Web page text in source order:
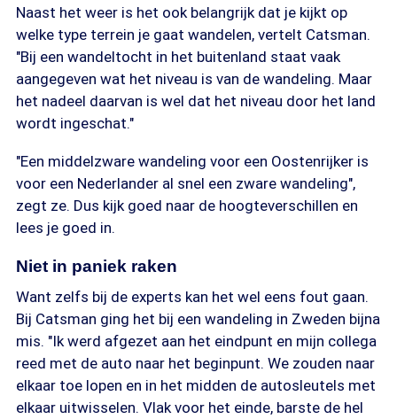
Naast het weer is het ook belangrijk dat je kijkt op
welke type terrein je gaat wandelen, vertelt Catsman.
"Bij een wandeltocht in het buitenland staat vaak
aangegeven wat het niveau is van de wandeling. Maar
het nadeel daarvan is wel dat het niveau door het land
wordt ingeschat."
"Een middelzware wandeling voor een Oostenrijker is
voor een Nederlander al snel een zware wandeling",
zegt ze. Dus kijk goed naar de hoogteverschillen en
lees je goed in.
Niet in paniek raken
Want zelfs bij de experts kan het wel eens fout gaan.
Bij Catsman ging het bij een wandeling in Zweden bijna
mis. "Ik werd afgezet aan het eindpunt en mijn collega
reed met de auto naar het beginpunt. We zouden naar
elkaar toe lopen en in het midden de autosleutels met
elkaar uitwisselen. Vlak voor het einde, barste de hel